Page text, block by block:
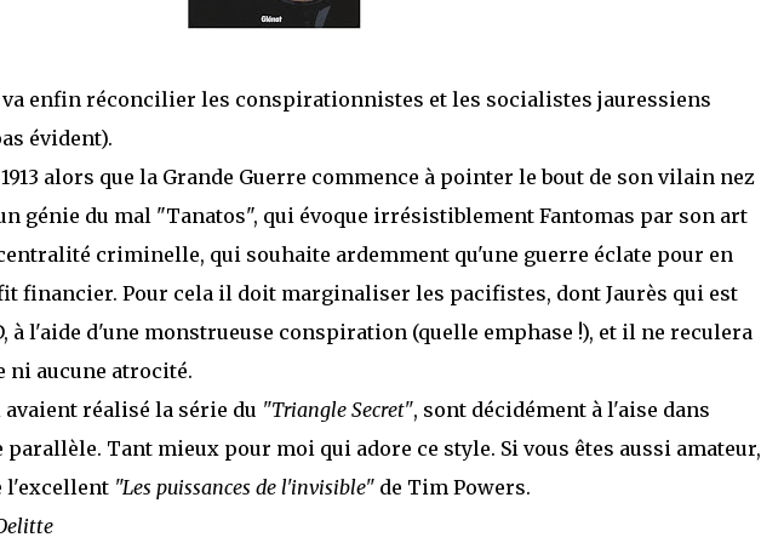
va enfin réconcilier les conspirationnistes et les socialistes jauressiens
évident).
alors que la Grande Guerre commence à pointer le bout de son vilain nez
génie du mal "Tanatos", qui évoque irrésistiblement Fantomas par son art
criminelle, qui souhaite ardemment qu'une guerre éclate pour en
financier. Pour cela il doit marginaliser les pacifistes, dont Jaurès qui est
à l'aide d'une monstrueuse conspiration (quelle emphase !), et il ne reculera
ni aucune atrocité.
réalisé la série du "Triangle Secret", sont décidément à l'aise dans
Tant mieux pour moi qui adore ce style. Si vous êtes aussi amateur,
l'excellent "Les puissances de l'invisible"de Tim Powers.